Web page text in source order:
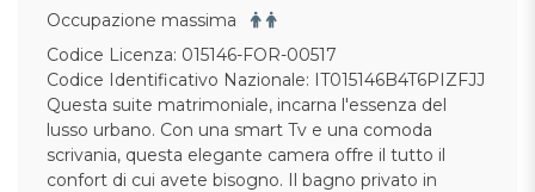
Occupazione massima
Codice Licenza: 015146-FOR-00517
Codice Identificativo Nazionale: IT015146B4T6PIZFJJ
Questa suite matrimoniale, incarna l'essenza del
lusso urbano. Con una smart Tv e una comoda
scrivania, questa elegante camera offre il tutto il
confort di cui avete bisogno. Il bagno privato in